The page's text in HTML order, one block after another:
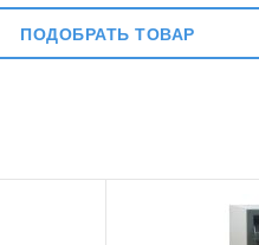
ПОДОБРАТЬ ТОВАР